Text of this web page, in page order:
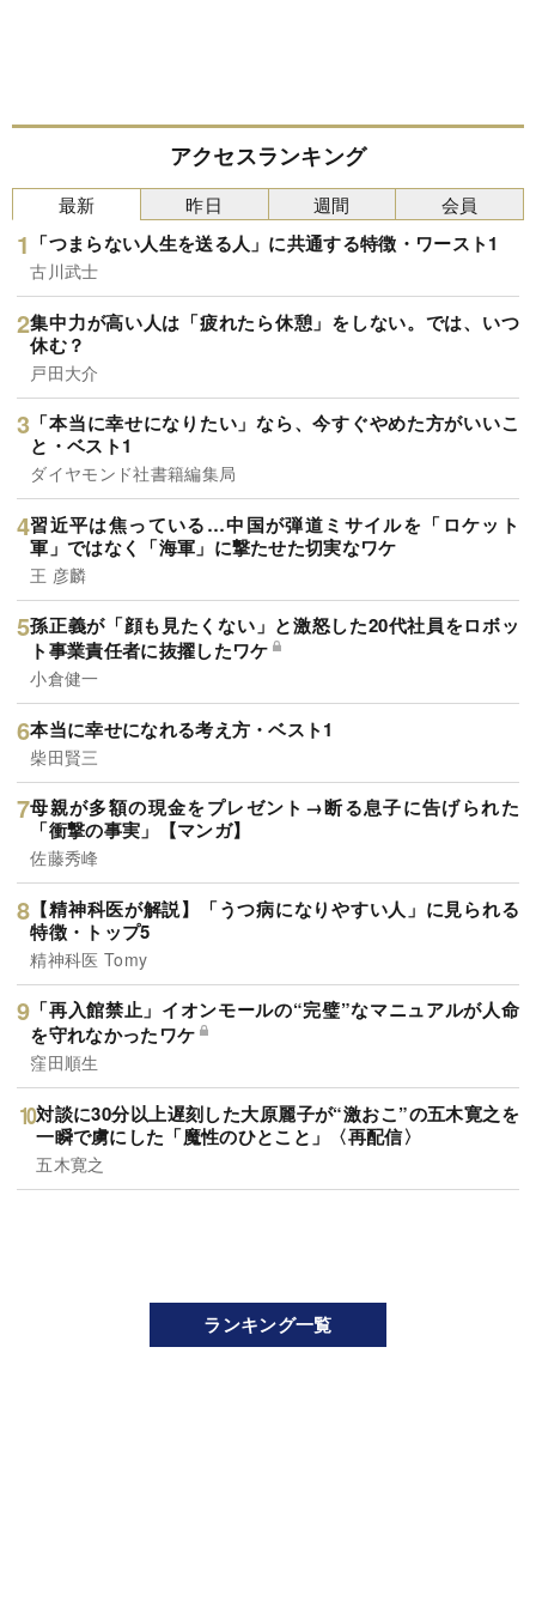
アクセスランキング
最新
「つまらない人生を送る人」に共通する特徴・ワースト1
古川武士
集中力が高い人は「疲れたら休憩」をしない。では、いつ
休む？
戸田大介
「本当に幸せになりたい」なら、今すぐやめた方がいいこ
と・ベスト1
ダイヤモンド社書籍編集局
習近平は焦っている…中国が弾道ミサイルを「ロケット
軍」ではなく「海軍」に撃たせた切実なワケ
王 彦麟
孫正義が「顔も見たくない」と激怒した20代社員をロボッ
ト事業責任者に抜擢したワケ
小倉健一
本当に幸せになれる考え方・ベスト1
柴田賢三
母親が多額の現金をプレゼント→断る息子に告げられた
「衝撃の事実」【マンガ】
佐藤秀峰
【精神科医が解説】「うつ病になりやすい人」に見られる
特徴・トップ5
精神科医 Tomy
「再入館禁止」イオンモールの“完璧”なマニュアルが人命
を守れなかったワケ
窪田順生
対談に30分以上遅刻した大原麗子が“激おこ”の五木寛之を
一瞬で虜にした「魔性のひとこと」〈再配信〉
五木寛之
昨日 週間 会員
ランキング一覧